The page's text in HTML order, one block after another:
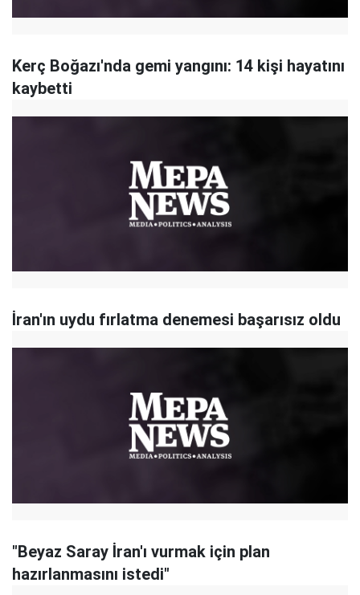
Kerç Boğazı'nda gemi yangını: 14 kişi hayatını
kaybetti
İran'ın uydu fırlatma denemesi başarısız oldu
"Beyaz Saray İran'ı vurmak için plan
hazırlanmasını istedi"